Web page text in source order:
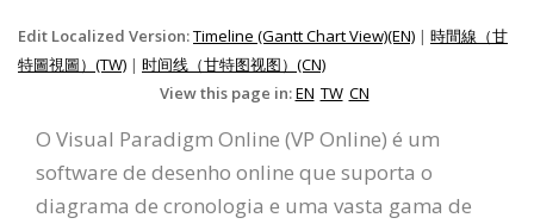
Edit Localized Version:Timeline (Gantt Chart View)(EN) | 時間線（甘
特圖視圖）(TW) | 时间线（甘特图视图）(CN)
View this page in:EN TW CN
O Visual Paradigm Online (VP Online) é um
software de desenho online que suporta o
diagrama de cronologia e uma vasta gama de